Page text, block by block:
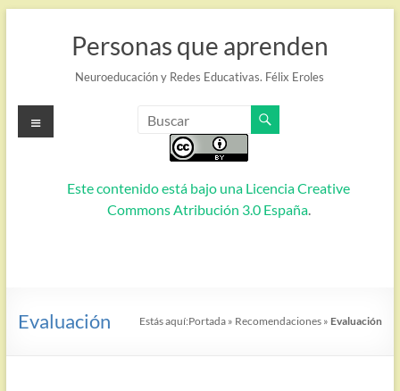
Personas que aprenden
Neuroeducación y Redes Educativas. Félix Eroles
Este contenido está bajo una Licencia Creative
Commons Atribución 3.0 España.
Menú
Evaluación Estás aquí:Portada » Recomendaciones » Evaluación